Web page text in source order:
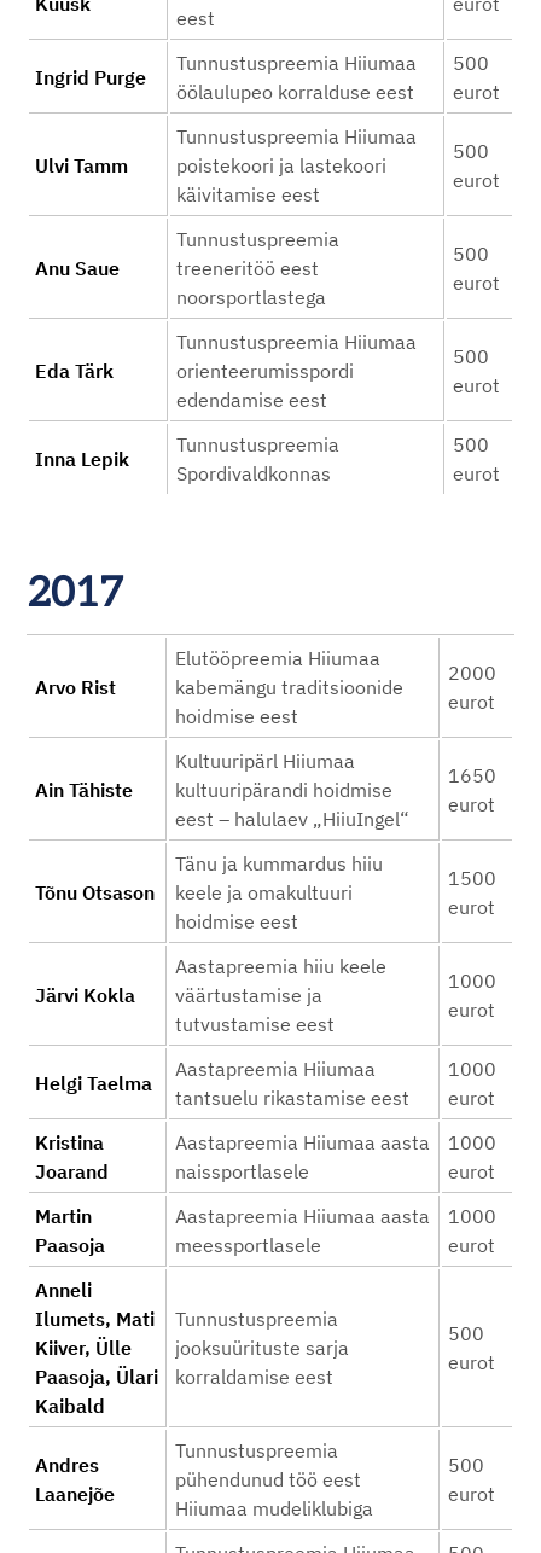
eest
Ingrid Purge
Tunnustuspreemia Hiiumaa
öölaulupeo korralduse eest
500
eurot
Ulvi Tamm
Tunnustuspreemia Hiiumaa
poistekoori ja lastekoori
käivitamise eest
500
eurot
Anu Saue
Tunnustuspreemia
treeneritöö eest
noorsportlastega
500
eurot
Eda Tärk
Tunnustuspreemia Hiiumaa
orienteerumisspordi
edendamise eest
500
eurot
Inna Lepik
Tunnustuspreemia
Spordivaldkonnas
500
eurot
2017
Arvo Rist
Elutööpreemia Hiiumaa
kabemängu traditsioonide
hoidmise eest
2000
eurot
Ain Tähiste
Kultuuripärl Hiiumaa
kultuuripärandi hoidmise
eest – halulaev „HiiuIngel“
1650
eurot
Tõnu Otsason
Tänu ja kummardus hiiu
keele ja omakultuuri
hoidmise eest
1500
eurot
Järvi Kokla
Aastapreemia hiiu keele
väärtustamise ja
tutvustamise eest
1000
eurot
Helgi Taelma
Aastapreemia Hiiumaa
tantsuelu rikastamise eest
1000
eurot
Kristina
Joarand
Aastapreemia Hiiumaa aasta
naissportlasele
1000
eurot
Martin
Paasoja
Aastapreemia Hiiumaa aasta
meessportlasele
1000
eurot
Anneli
Ilumets, Mati
Kiiver, Ülle
Paasoja, Ülari
Kaibald
Tunnustuspreemia
jooksuürituste sarja
korraldamise eest
500
eurot
Andres
Laanejõe
Tunnustuspreemia
pühendunud töö eest
Hiiumaa mudeliklubiga
500
eurot